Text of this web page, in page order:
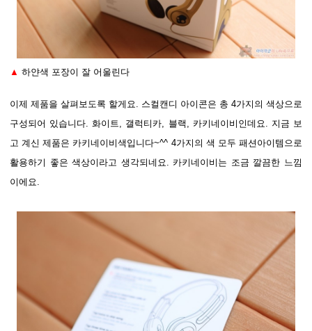
▲ 하얀색 포장이 잘 어울린다
이제 제품을 살펴보도록 할게요. 스컬캔디 아이콘은 총 4가지의 색상으로
구성되어 있습니다. 화이트, 갤럭티카, 블랙, 카키네이비인데요. 지금 보
고 계신 제품은 카키네이비색입니다~^^ 4가지의 색 모두 패션아이템으로
활용하기 좋은 색상이라고 생각되네요. 카키네이비는 조금 깔끔한 느낌
이에요.